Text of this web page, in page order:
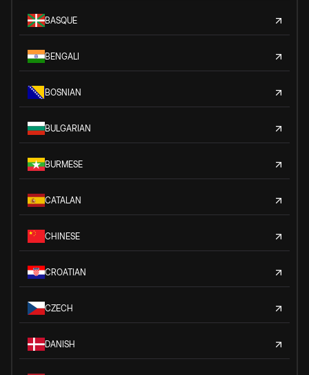
BASQUE
BENGALI
BOSNIAN
BULGARIAN
BURMESE
CATALAN
CHINESE
CROATIAN
CZECH
DANISH